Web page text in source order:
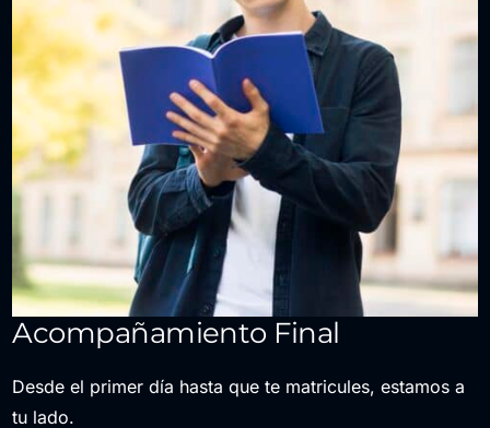
Acompañamiento Final
Desde el primer día hasta que te matricules, estamos a
tu lado.